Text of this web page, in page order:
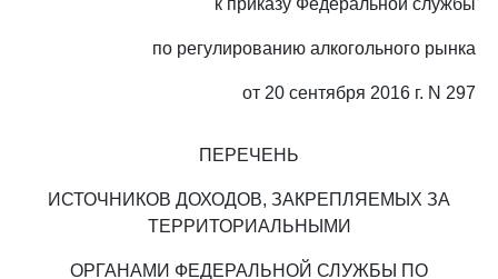
к приказу Федеральной службы
по регулированию алкогольного рынка
от 20 сентября 2016 г. N 297
ПЕРЕЧЕНЬ
ИСТОЧНИКОВ ДОХОДОВ, ЗАКРЕПЛЯЕМЫХ ЗА
ТЕРРИТОРИАЛЬНЫМИ
ОРГАНАМИ ФЕДЕРАЛЬНОЙ СЛУЖБЫ ПО